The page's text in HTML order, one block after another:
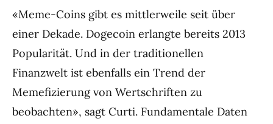
«Meme-Coins gibt es mittlerweile seit über
einer Dekade. Dogecoin erlangte bereits 2013
Popularität. Und in der traditionellen
Finanzwelt ist ebenfalls ein Trend der
Memefizierung von Wertschriften zu
beobachten», sagt Curti. Fundamentale Daten